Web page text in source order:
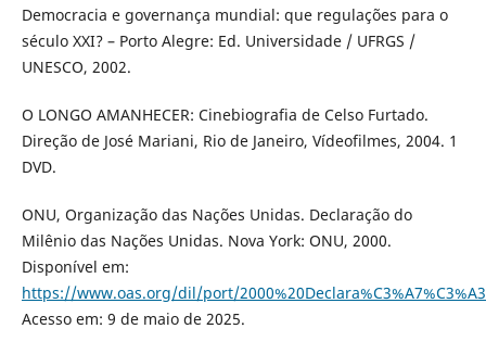
Democracia e governança mundial: que regulações para o
século XXI? – Porto Alegre: Ed. Universidade / UFRGS /
UNESCO, 2002.
O LONGO AMANHECER: Cinebiografia de Celso Furtado.
Direção de José Mariani, Rio de Janeiro, Vídeofilmes, 2004. 1
DVD.
ONU, Organização das Nações Unidas. Declaração do
Milênio das Nações Unidas. Nova York: ONU, 2000.
Disponível em:
https://www.oas.org/dil/port/
Acesso em: 9 de maio de 2025.